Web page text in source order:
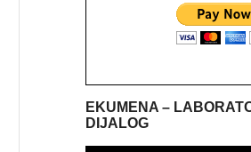
EKUMENA –
DIJALOG